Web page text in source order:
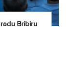
Bribiru